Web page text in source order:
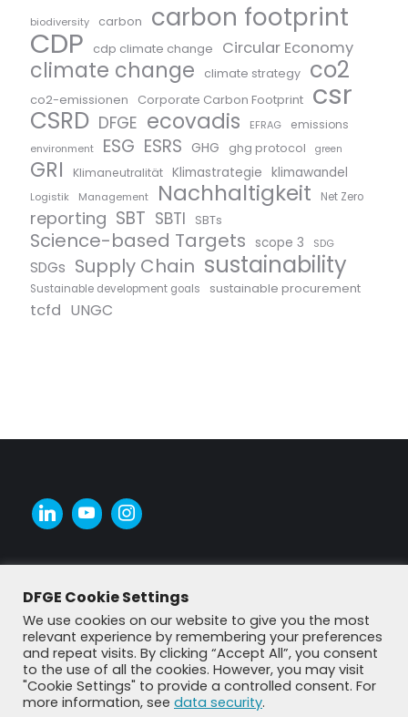
biodiversity carbon carbon footprint
CDP cdp climate change Circular Economy
climate change climate strategy co2
co2-emissionen Corporate Carbon Footprint csr
CSRD DFGE ecovadis EFRAG emissions
environment ESG ESRS GHG ghg protocol green
GRI Klimaneutralität Klimastrategie klimawandel
Logistik Management Nachhaltigkeit Net Zero
reporting SBT SBTI SBTs
Science-based Targets scope 3 SDG
SDGs Supply Chain sustainability
Sustainable development goals sustainable procurement
tcfd UNGC
DFGE Cookie Settings
We use cookies on our website to give you the most
relevant experience by remembering your preferences
and repeat visits. By clicking “Accept All”, you consent
to the use of all the cookies. However, you may visit
"Cookie Settings" to provide a controlled consent. For
more information, see data security.